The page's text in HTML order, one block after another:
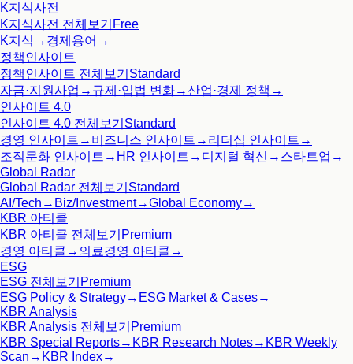
K지식사전
K지식사전 전체보기 Free
K지식 → 경제용어 →
정책인사이트
정책인사이트 전체보기 Standard
자금·지원사업 → 규제·입법 변화→산업·경제 정책 →
인사이트 4.0
인사이트 4.0 전체보기 Standard
경영 인사이트 → 비즈니스 인사이트 → 리더십 인사이트 →
조직문화 인사이트 → HR 인사이트 → 디지털 혁신 → 스타트업 →
Global Radar
Global Radar 전체보기 Standard
AI/Tech → Biz/Investment→Global Economy→
KBR 아티클
KBR 아티클 전체보기 Premium
경영 아티클 → 의료경영 아티클 →
ESG
ESG 전체보기 Premium
ESG Policy & Strategy→ ESG Market & Cases→
KBR Analysis
KBR Analysis 전체보기 Premium
KBR Special Reports→ KBR Research Notes→ KBR Weekly
Scan → KBR Index→